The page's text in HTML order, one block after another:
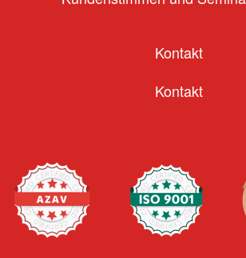
Kontakt
Kontakt